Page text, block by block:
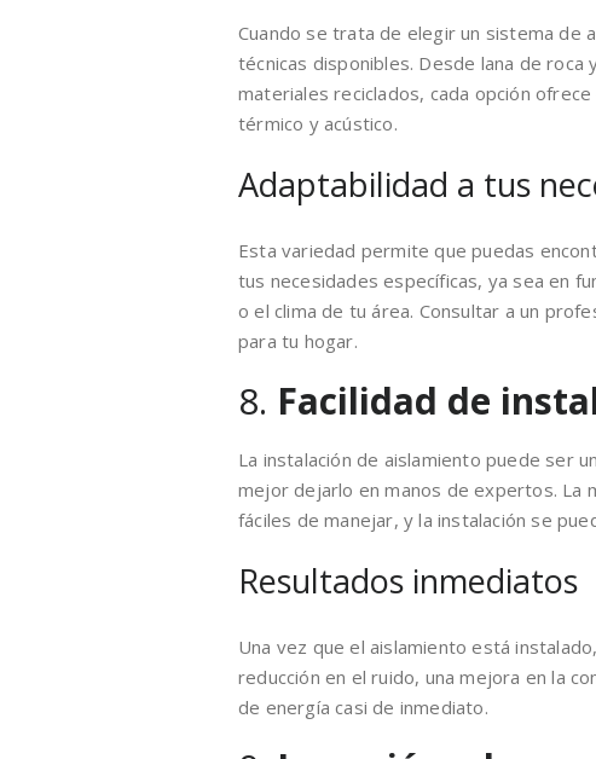
Cuando se trata de elegir un sistema de
técnicas disponibles. Desde lana de
materiales reciclados, cada opción
térmico y acústico.
Adaptabilidad a tus
Esta variedad permite que puedas
tus necesidades específicas, ya sea en
o el clima de tu área. Consultar a un
para tu hogar.
8. Facilidad de
La instalación de aislamiento puede ser
mejor dejarlo en manos de expertos. La
fáciles de manejar, y la instalación se
Resultados inmediatos
Una vez que el aislamiento está
reducción en el ruido, una mejora en la
de energía casi de inmediato.